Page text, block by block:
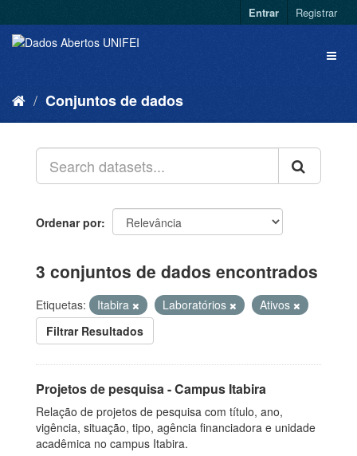
Entrar Registrar
Conjuntos de dados
Ordenar por
3 conjuntos de dados encontrados
Etiquetas: Itabira Laboratórios
Ativos
Filtrar Resultados
Projetos de pesquisa - Campus Itabira
Relação de projetos de pesquisa com título, ano,
vigência, situação, tipo, agência financiadora e unidade
acadêmica no campus Itabira.